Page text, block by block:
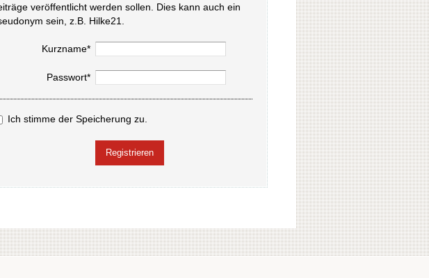
veröffentlicht werden sollen. Dies kann auch ein
sein, z.B. Hilke21.
Kurzname*
Passwort*
Ich stimme der Speicherung zu.